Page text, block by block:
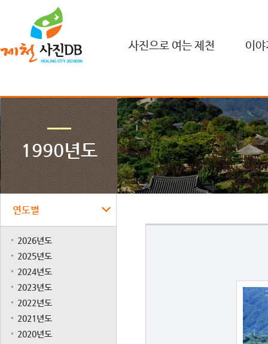
사진으로 여는 제천 이
1990년도
연도별
2026년도
2025년도
2024년도
2023년도
2022년도
2021년도
2020년도